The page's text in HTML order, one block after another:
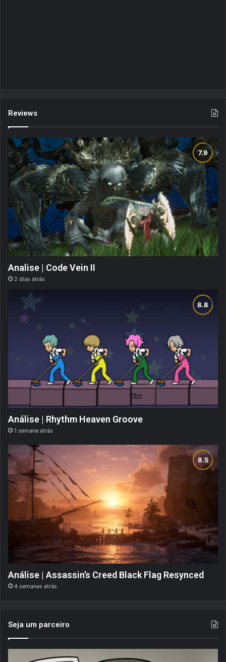
Reviews
Analise | Code Vein II
2 dias atrás
Análise | Rhythm Heaven Groove
1 semana atrás
Análise | Assassin’s Creed Black Flag Resynced
4 semanas atrás
Seja um parceiro